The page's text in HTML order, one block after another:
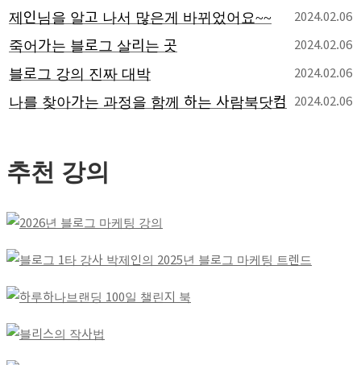
제인님을 알고 나서 많은게 바뀌었어요~~ 2024.02.06
죽어가는 블로그 살리는 곳 2024.02.06
블로그 강의 진짜 대박 2024.02.06
나를 찾아가는 과정을 함께 하는 사람북닷컴 2024.02.06
추천 강의